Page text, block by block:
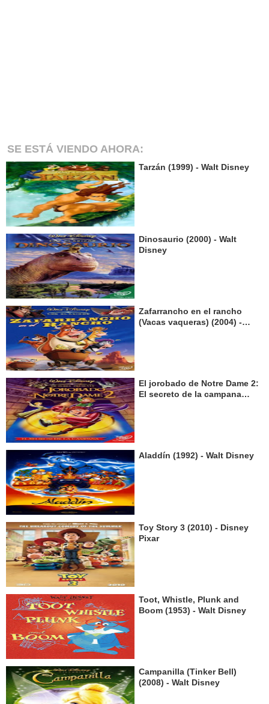
SE ESTÁ VIENDO AHORA:
Tarzán (1999) - Walt Disney
Dinosaurio (2000) - Walt
Disney
Zafarrancho en el rancho
(Vacas vaqueras) (2004) -
El jorobado de Notre Dame 2:
El secreto de la campana
Aladdín (1992) - Walt Disney
Toy Story 3 (2010) - Disney
Pixar
Toot, Whistle, Plunk and
Boom (1953) - Walt Disney
Campanilla (Tinker Bell)
(2008) - Walt Disney